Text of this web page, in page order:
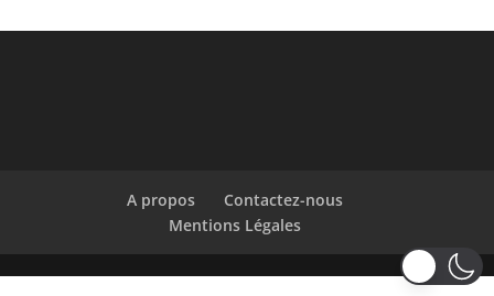
A propos
Contactez-nous
Mentions Légales